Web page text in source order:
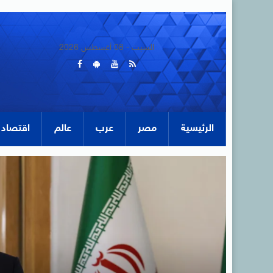
السبت - 08 أغسطس 2026
الرئيسية مصر عرب عالم اقتصاد